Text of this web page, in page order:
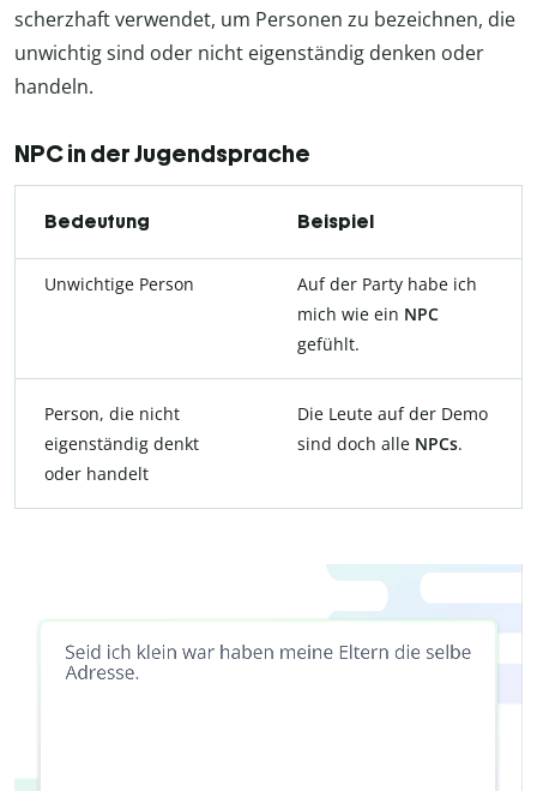
scherzhaft verwendet, um Personen zu bezeichnen, die
unwichtig sind oder nicht eigenständig denken oder
handeln.
NPC in der Jugendsprache
Bedeutung Beispiel
Unwichtige Person
Auf der Party habe ich
mich wie ein NPC
gefühlt.
Person, die nicht
eigenständig denkt
oder handelt
Die Leute auf der Demo
sind doch alle NPCs.